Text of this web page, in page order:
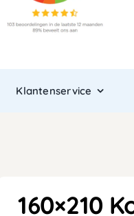
Klantenservice
160×210